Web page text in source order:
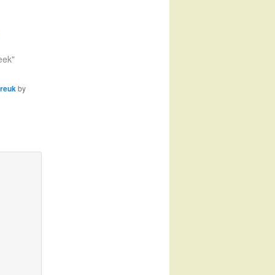
by